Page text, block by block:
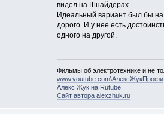
видел на Шнайдерах.
Идеальный вариант был бы
дорого. И у нее есть
одного на другой.
Фильмы об электротехнике и не
www.youtube.com\АлексЖукПрофи
Алекс Жук на Rutube
Сайт автора alexzhuk.ru